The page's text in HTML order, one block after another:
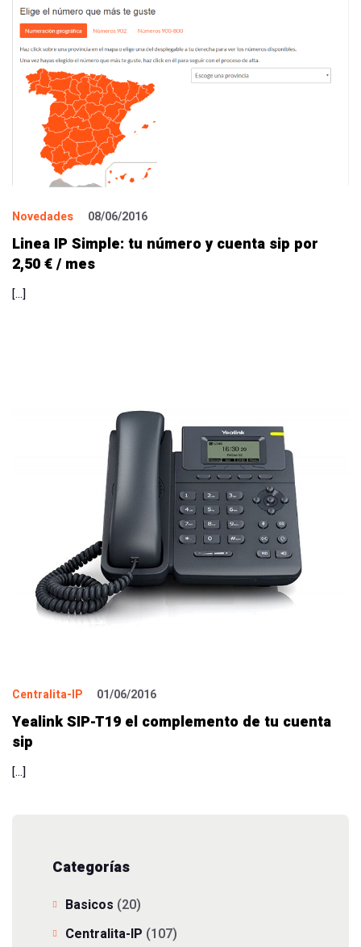
Novedades 08/06/2016
Linea IP Simple: tu número y cuenta sip por
2,50 € / mes
[…]
Centralita-IP 01/06/2016
Yealink SIP-T19 el complemento de tu cuenta
sip
[…]
Categorías
Basicos (20)
Centralita-IP (107)